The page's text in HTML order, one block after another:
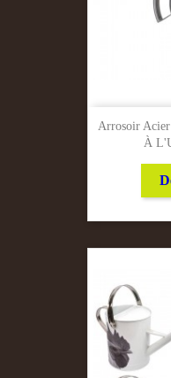
Arrosoir
À